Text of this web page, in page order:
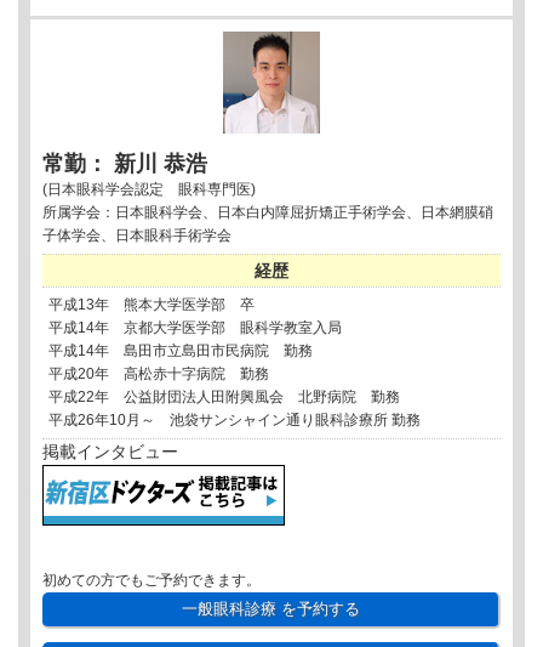
常勤： 新川 恭浩
(日本眼科学会認定 眼科専門医)
所属学会：日本眼科学会、日本白内障屈折矯正手術学会、日本網膜硝
子体学会、日本眼科手術学会
経歴
平成13年 熊本大学医学部 卒
平成14年 京都大学医学部 眼科学教室入局
平成14年 島田市立島田市民病院 勤務
平成20年 高松赤十字病院 勤務
平成22年 公益財団法人田附興風会 北野病院 勤務
平成26年10月～ 池袋サンシャイン通り眼科診療所 勤務
掲載インタビュー
初めての方でもご予約できます。
一般眼科診療を予約する